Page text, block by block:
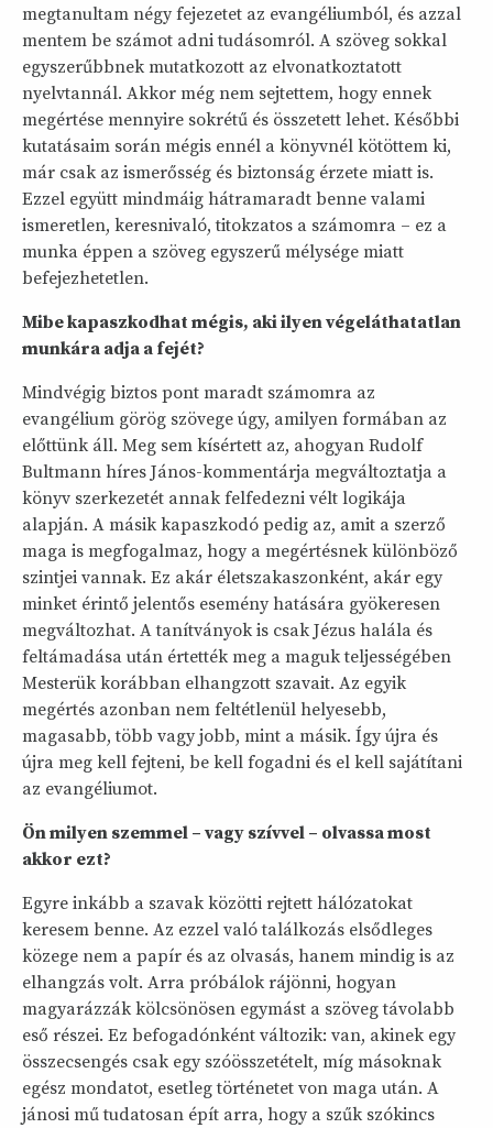
megtanultam négy fejezetet az evangéliumból, és azzal
mentem be számot adni tudásomról. A szöveg sokkal
egyszerűbbnek mutatkozott az elvonatkoztatott
nyelvtannál. Akkor még nem sejtettem, hogy ennek
megértése mennyire sokrétű és összetett lehet. Későbbi
kutatásaim során mégis ennél a könyvnél kötöttem ki,
már csak az ismerősség és biztonság érzete miatt is.
Ezzel együtt mindmáig hátramaradt benne valami
ismeretlen, keresnivaló, titokzatos a számomra – ez a
munka éppen a szöveg egyszerű mélysége miatt
befejezhetetlen.
Mibe kapaszkodhat mégis, aki ilyen végeláthatatlan
munkára adja a fejét?
Mindvégig biztos pont maradt számomra az
evangélium görög szövege úgy, amilyen formában az
előttünk áll. Meg sem kísértett az, ahogyan Rudolf
Bultmann híres János-kommentárja megváltoztatja a
könyv szerkezetét annak felfedezni vélt logikája
alapján. A másik kapaszkodó pedig az, amit a szerző
maga is megfogalmaz, hogy a megértésnek különböző
szintjei vannak. Ez akár életszakaszonként, akár egy
minket érintő jelentős esemény hatására gyökeresen
megváltozhat. A tanítványok is csak Jézus halála és
feltámadása után értették meg a maguk teljességében
Mesterük korábban elhangzott szavait. Az egyik
megértés azonban nem feltétlenül helyesebb,
magasabb, több vagy jobb, mint a másik. Így újra és
újra meg kell fejteni, be kell fogadni és el kell sajátítani
az evangéliumot.
Ön milyen szemmel – vagy szívvel – olvassa most
akkor ezt?
Egyre inkább a szavak közötti rejtett hálózatokat
keresem benne. Az ezzel való találkozás elsődleges
közege nem a papír és az olvasás, hanem mindig is az
elhangzás volt. Arra próbálok rájönni, hogyan
magyarázzák kölcsönösen egymást a szöveg távolabb
eső részei. Ez befogadónként változik: van, akinek egy
összecsengés csak egy szóösszetételt, míg másoknak
egész mondatot, esetleg történetet von maga után. A
jánosi mű tudatosan épít arra, hogy a szűk szókincs